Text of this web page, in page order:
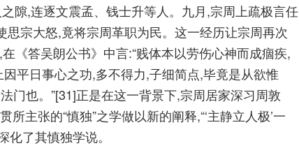
隙,连逐文震孟、钱士升等人。九月,宗周上疏极言任
宗大怒,竟将宗周革职为民。这一经历让宗周再次
《答吴朗公书》中言:“贱体本以劳伤心神而成痼疾,
平日事心之功,多不得力,子细简点,毕竟是从欲惟
门也。”[31]正是在这一背景下,宗周居家深习周敦
主张的“慎独”之学做以新的阐释,“‘主静立人极’一
化了其慎独学说。